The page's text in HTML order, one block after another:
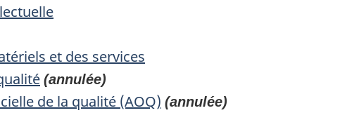
et des services
(annulée)
de la qualité (AOQ) (annulée)